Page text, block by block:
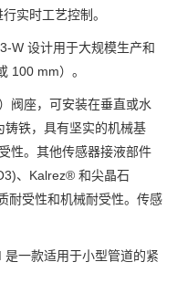
实时工艺控制。
W 设计用于大规模生产和
100 mm）。
阀座，可安装在垂直或水
铁，具有坚实的机械基
性。其他传感器接液部件
、Kalrez® 和尖晶石
耐受性和机械耐受性。传感
一款适用于小型管道的紧